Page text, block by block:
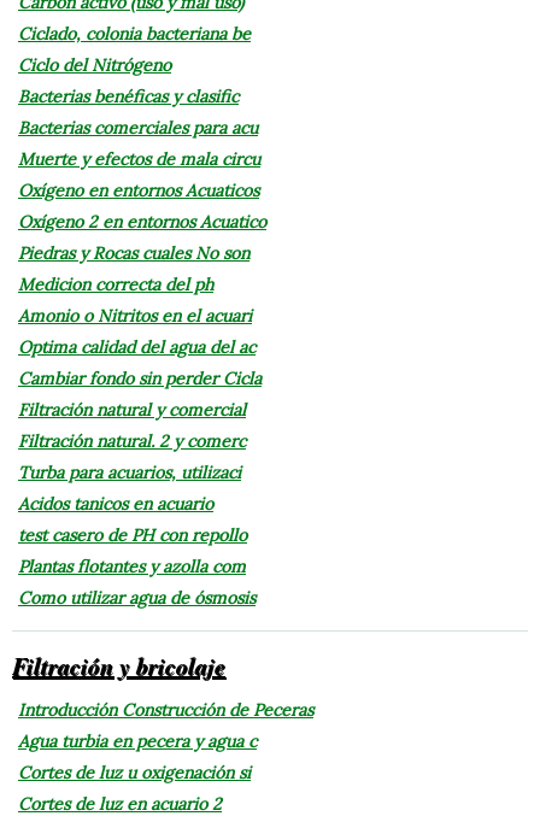
Ciclado, colonia bacteriana be
Ciclo del Nitrógeno
Bacterias benéficas y clasific
Bacterias comerciales para acu
Muerte y efectos de mala circu
Oxígeno en entornos Acuaticos
Oxígeno 2 en entornos Acuatico
Piedras y Rocas cuales No son
Medicion correcta del ph
Amonio o Nitritos en el acuari
Optima calidad del agua del ac
Cambiar fondo sin perder Cicla
Filtración natural y comercial
Filtración natural. 2 y comerc
Turba para acuarios, utilizaci
Acidos tanicos en acuario
test casero de PH con repollo
Plantas flotantes y azolla com
Como utilizar agua de ósmosis
Filtración y bricolaje
Introducción Construcción de Peceras
Agua turbia en pecera y agua c
Cortes de luz u oxigenación si
Cortes de luz en acuario 2